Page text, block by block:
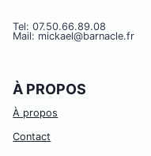
Tel: 07.50.66.89.08
Mail: mickael@barnacle.fr
À PROPOS
À propos
Contact